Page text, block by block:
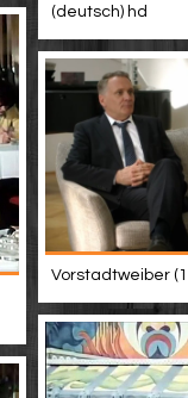
(deutsch) hd
Vorstadtweiber